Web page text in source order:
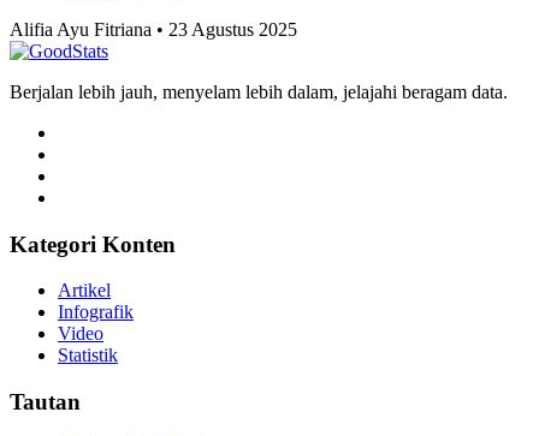
Alifia Ayu Fitriana • 23 Agustus 2025
Berjalan lebih jauh, menyelam lebih dalam, jelajahi beragam data.
Kategori Konten
Artikel
Infografik
Video
Statistik
Tautan